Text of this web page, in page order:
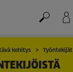
kehitys Työntekijät